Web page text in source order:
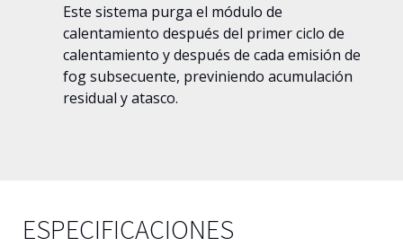
Este sistema purga el módulo de
calentamiento después del primer ciclo de
calentamiento y después de cada emisión de
fog subsecuente, previniendo acumulación
residual y atasco.
ESPECIFICACIONES